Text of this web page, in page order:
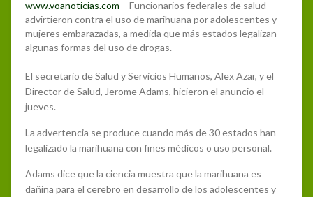
www.voanoticias.com – Funcionarios federales de salud
advirtieron contra el uso de marihuana por adolescentes y
mujeres embarazadas, a medida que más estados legalizan
algunas formas del uso de drogas.
El secretario de Salud y Servicios Humanos, Alex Azar, y el
Director de Salud, Jerome Adams, hicieron el anuncio el
jueves.
La advertencia se produce cuando más de 30 estados han
legalizado la marihuana con fines médicos o uso personal.
Adams dice que la ciencia muestra que la marihuana es
dañina para el cerebro en desarrollo de los adolescentes y